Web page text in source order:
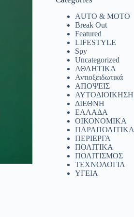
AUTO & MOTO
Break Out
Featured
LIFESTYLE
Spy
Uncategorized
ΑΘΛΗΤΙΚΑ
Αντιοξειδωτικά
ΑΠΟΨΕΙΣ
ΑΥΤΟΔΙΟΙΚΗΣΗ
ΔΙΕΘΝΗ
ΕΛΛΑΔΑ
ΟΙΚΟΝΟΜΙΚΑ
ΠΑΡΑΠΟΛΙΤΙΚΑ
ΠΕΡΙΕΡΓΑ
ΠΟΛΙΤΙΚΑ
ΠΟΛΙΤΙΣΜΟΣ
ΤΕΧΝΟΛΟΓΙΑ
ΥΓΕΙΑ